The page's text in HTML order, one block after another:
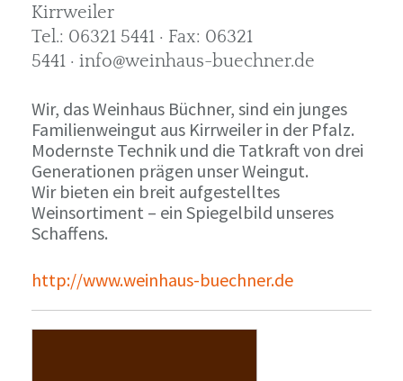
Kirrweiler
Tel.: 06321 5441 · Fax: 06321
5441 · info@weinhaus-buechner.de
Wir, das Weinhaus Büchner, sind ein junges
Familienweingut aus Kirrweiler in der Pfalz.
Modernste Technik und die Tatkraft von drei
Generationen prägen unser Weingut.
Wir bieten ein breit aufgestelltes
Weinsortiment – ein Spiegelbild unseres
Schaffens.
http://www.weinhaus-buechner.de